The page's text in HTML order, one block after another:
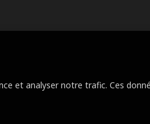
et analyser notre trafic. Ces